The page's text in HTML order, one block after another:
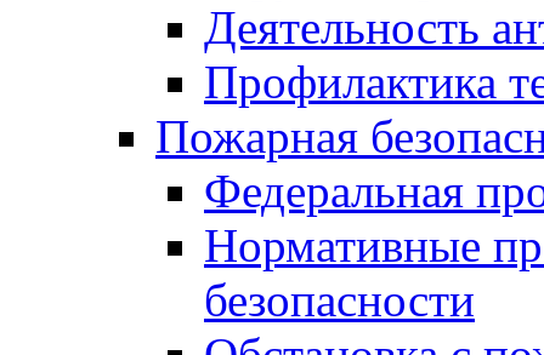
Деятельность
Профилактика
Пожарная
Федеральная
Нормативные
безопасности